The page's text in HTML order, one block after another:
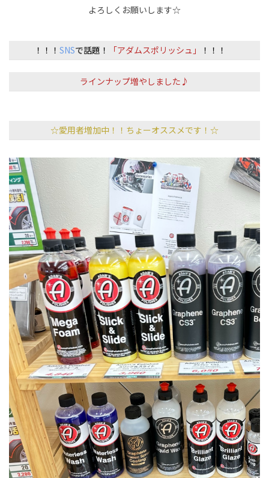
よろしくお願いします☆
！！！ SNSで話題！ 「アダムスポリッシュ」 ！！！
ラインナップ増やしました♪
☆愛用者増加中！！ちょーオススメです！☆